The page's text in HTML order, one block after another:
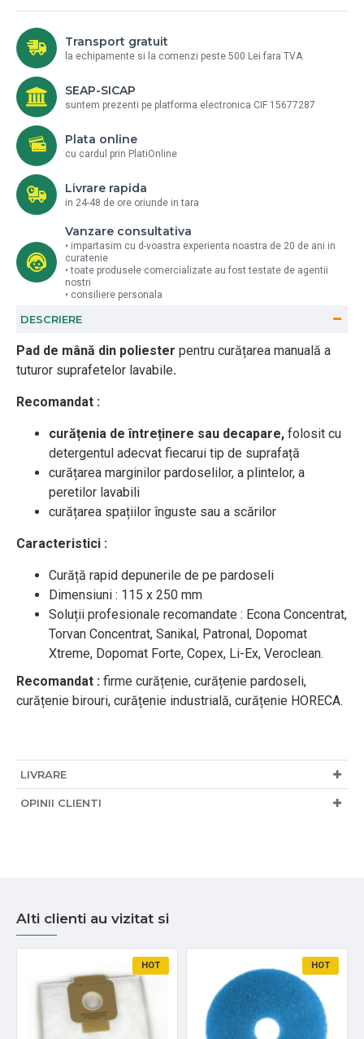
Transport gratuit
la echipamente si la comenzi peste 500 Lei fara TVA
SEAP-SICAP
suntem prezenti pe platforma electronica CIF 15677287
Plata online
cu cardul prin PlatiOnline
Livrare rapida
in 24-48 de ore oriunde in tara
Vanzare consultativa
• impartasim cu d-voastra experienta noastra de 20 de ani in
curatenie
• toate produsele comercializate au fost testate de agentii
nostri
• consiliere personala
DESCRIERE
Pad de mână din poliester pentru curățarea manuală a
tuturor suprafetelor lavabile.
Recomandat :
curățenia de întreținere sau decapare, folosit cu
detergentul adecvat fiecarui tip de suprafață
curățarea marginilor pardoselilor, a plintelor, a
peretilor lavabili
curățarea spațiilor înguste sau a scărilor
Caracteristici :
Curăță rapid depunerile de pe pardoseli
Dimensiuni : 115 x 250 mm
Soluții profesionale recomandate : Econa Concentrat,
Torvan Concentrat, Sanikal, Patronal, Dopomat
Xtreme, Dopomat Forte, Copex, Li-Ex, Veroclean.
Recomandat : firme curățenie, curățenie pardoseli,
curățenie birouri, curățenie industrială, curățenie HORECA.
LIVRARE
OPINII CLIENTI
Alti clienti au vizitat si
HOT HOT